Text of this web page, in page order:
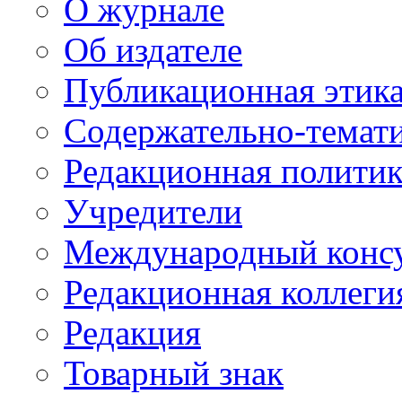
О журнале
Об издателе
Публикационная
Содержательно-
Редакционная
Учредители
Международный
Редакционная
Редакция
Товарный знак